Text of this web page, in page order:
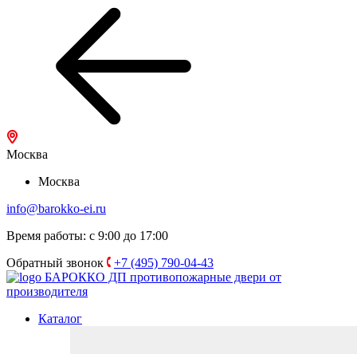
Москва
Москва
info@barokko-ei.ru
Время работы: с 9:00 до 17:00
Обратный звонок
+7 (495) 790-04-43
БАРОККО ДП противопожарные двери от
производителя
Каталог